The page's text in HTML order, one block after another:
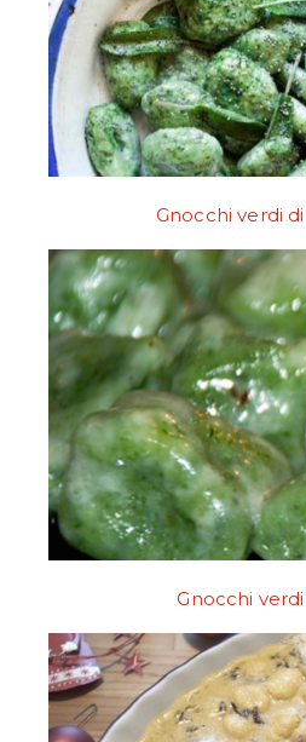
Gnocchi verdi
Gnocchi